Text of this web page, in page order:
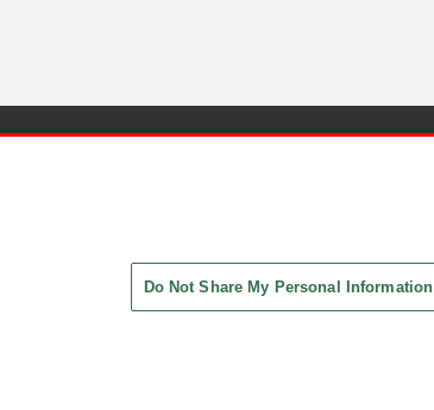
Do Not Share My Personal Information